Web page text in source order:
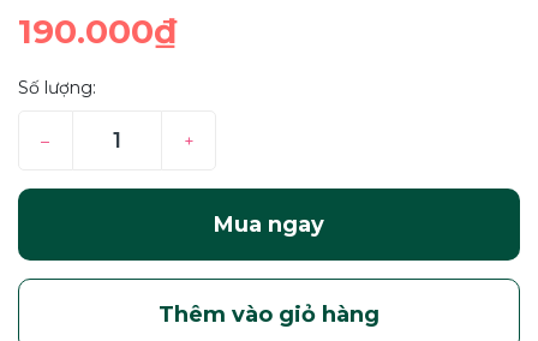
190.000₫
Số lượng:
– +
Mua ngay
Thêm vào giỏ hàng